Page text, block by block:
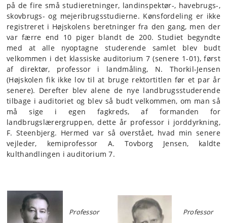
på de fire små studieretninger, landinspektør-, havebrugs-,
skovbrugs- og mejeribrugsstudierne. Kønsfordeling er ikke
registreret i Højskolens beretninger fra den gang, men der
var færre end 10 piger blandt de 200. Studiet begyndte
med at alle nyoptagne studerende samlet blev budt
velkommen i det klassiske auditorium 7 (senere 1-01), først
af direktør, professor i landmåling, N. Thorkil-Jensen
(Højskolen fik ikke lov til at bruge rektortitlen før et par år
senere). Derefter blev alene de nye landbrugsstuderende
tilbage i auditoriet og blev så budt velkommen, om man så
må sige i egen fagkreds, af formanden for
landbrugslærergruppen, dette år professor i jorddyrkning,
F. Steenbjerg. Hermed var så overstået, hvad min senere
vejleder, kemiprofessor A. Tovborg Jensen, kaldte
kulthandlingen i auditorium 7.
Professor
Professor